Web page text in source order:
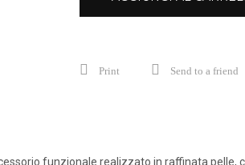
Print Send to a friend
funzionale realizzato in raffinata